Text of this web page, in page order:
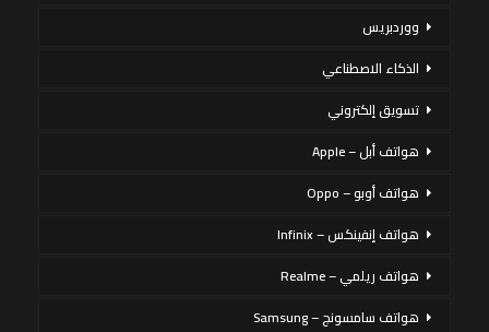
ووردبريس
الذكاء الاصطناعي
تسويق إلكتروني
هواتف أبل – Apple
هواتف أوبو – Oppo
هواتف إنفينكس – Infinix
هواتف ريلمي – Realme
هواتف سامسونج – Samsung